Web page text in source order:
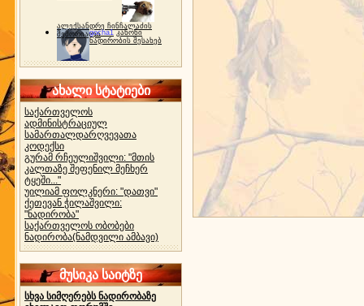
ალექსანდრე ჩინჩალაძის
მემორიალიgocha1 კანონი
ნადირობის შესახებ
ახალი სტატიები
საქართველოს
ადმინისტრაციულ
სამართალდარღვევათა
კოდექსი
გურამ რჩეულიშვილი: "მთის
კალთაზე შეფენილ მეჩხერ
ტყეში..."
უილიამ ფოლკნერი: "დათვი"
ქეთევან ჭილაშვილი:
"ნადირობა"
საქართველოს ობობები
ნადირობა(ნამდვილი ამბავი)
მუსიკა საიტზე
სხვა სიმღერებს ნადირობაზე